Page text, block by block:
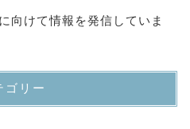
向けて情報を発信していま
ゴリー